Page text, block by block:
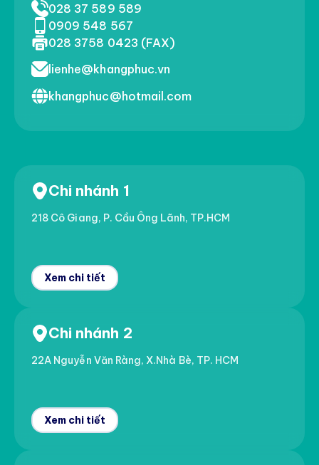
028 37 589 589
0909 548 567
028 3758 0423 (FAX)
lienhe@khangphuc.vn
khangphuc@hotmail.com
Chi nhánh 1
218 Cô Giang, P. Cầu Ông Lãnh, TP.HCM
Xem chi tiết
Chi nhánh 2
22A Nguyễn Văn Ràng, X.Nhà Bè, TP. HCM
Xem chi tiết